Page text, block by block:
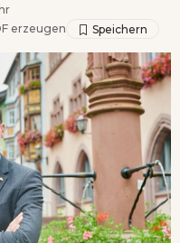
erzeugen